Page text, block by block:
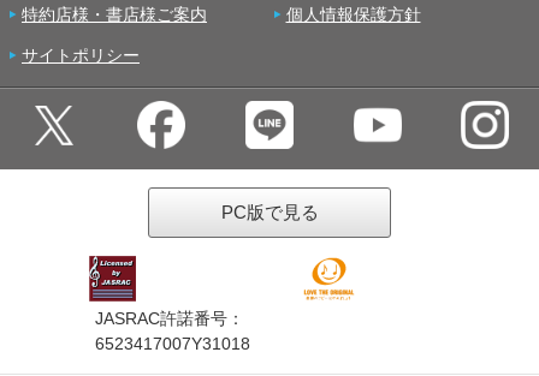
特約店様・書店様ご案内 個人情報保護方針
サイトポリシー
PC版で見る
JASRAC許諾番号：
6523417007Y31018